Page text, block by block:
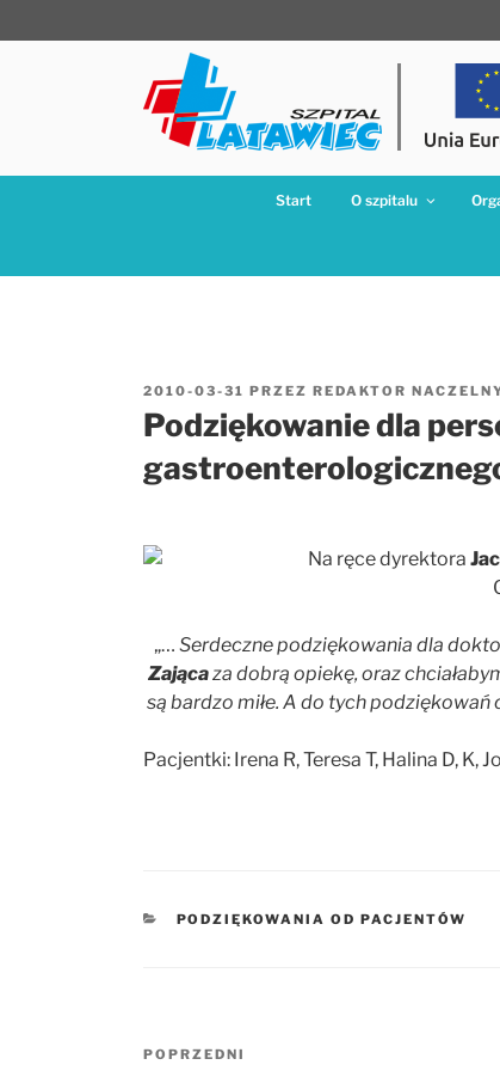
do
Start O szpitalu
OPUBLIKOWANE
W
2010-03-31 PRZEZ REDAKTOR
Podziękowanie dla
Na ręce dyrektora
„…Serdeczne podziękowania dla
Zającaza dobrą opiekę, oraz
są bardzo miłe. A do tych podziękowań
Pacjentki: Irena R, Teresa T, Halina D, K,
KATEGORIE
PODZIĘKOWANIA OD PACJENTÓW
wpisu
Poprzedni
POPRZEDNI